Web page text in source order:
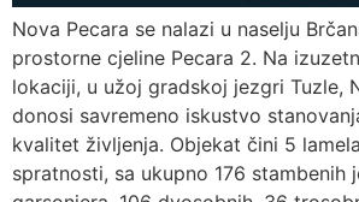
Nova Pecara se nalazi u naselju
prostorne cjeline Pecara 2. Na
lokaciji, u užoj gradskoj jezgri Tuzle,
donosi savremeno iskustvo
kvalitet življenja. Objekat čini 5
spratnosti, sa ukupno 176 stambenih